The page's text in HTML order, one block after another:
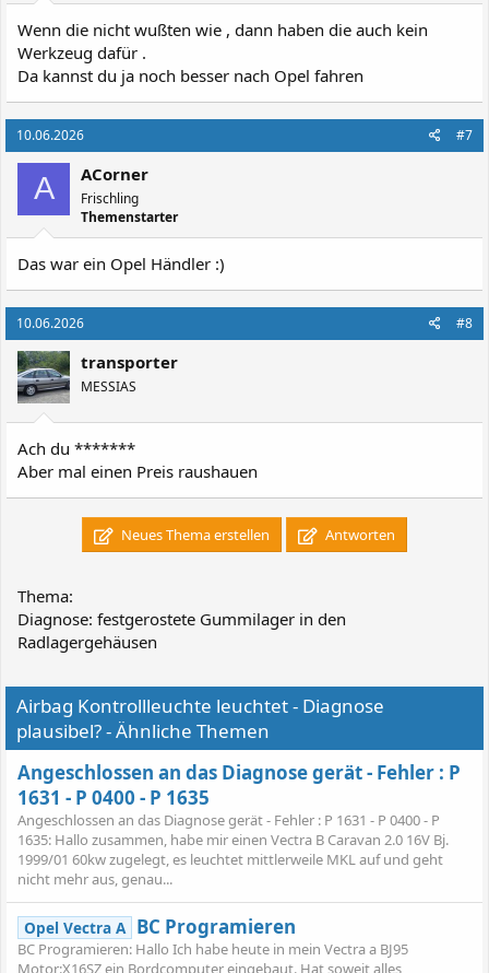
Wenn die nicht wußten wie , dann haben die auch kein
Werkzeug dafür .
Da kannst du ja noch besser nach Opel fahren
10.06.2026 #7
A ACorner
Frischling
Themenstarter
Das war ein Opel Händler :)
10.06.2026 #8
transporter
MESSIAS
Ach du *******
Aber mal einen Preis raushauen
Neues Thema erstellen Antworten
Thema:
Diagnose: festgerostete Gummilager in den
Radlagergehäusen
Airbag Kontrollleuchte leuchtet - Diagnose
plausibel? - Ähnliche Themen
Angeschlossen an das Diagnose gerät - Fehler : P
1631 - P 0400 - P 1635
Angeschlossen an das Diagnose gerät - Fehler : P 1631 - P 0400 - P
1635: Hallo zusammen, habe mir einen Vectra B Caravan 2.0 16V Bj.
1999/01 60kw zugelegt, es leuchtet mittlerweile MKL auf und geht
nicht mehr aus, genau...
Opel Vectra A BC Programieren
BC Programieren: Hallo Ich habe heute in mein Vectra a BJ95
Motor:X16SZ ein Bordcomputer eingebaut. Hat soweit alles